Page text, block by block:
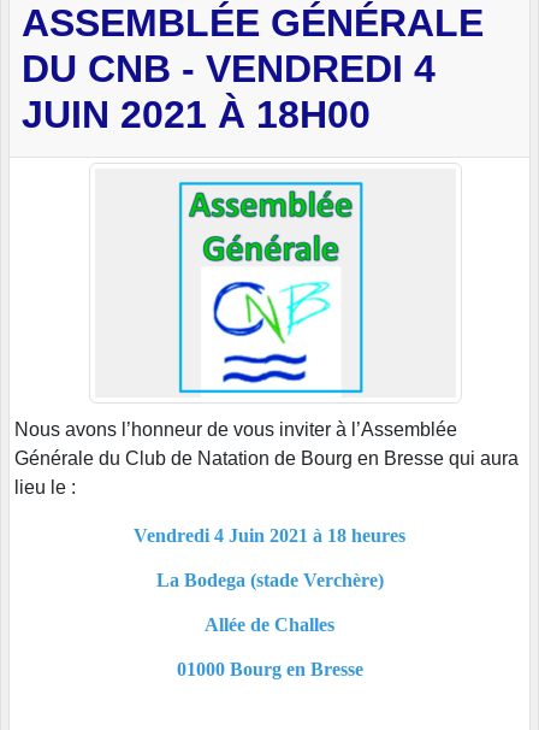
ASSEMBLÉE GÉNÉRALE
DU CNB - VENDREDI 4
JUIN 2021 À 18H00
Nous avons l’honneur de vous inviter à l’Assemblée
Générale du Club de Natation de Bourg en Bresse qui aura
lieu le :
Vendredi 4 Juin 2021 à 18 heures
La Bodega (stade Verchère)
Allée de Challes
01000 Bourg en Bresse